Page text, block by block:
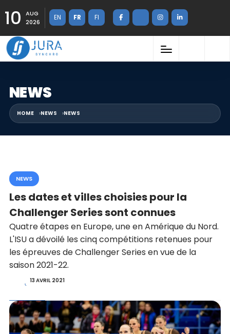
10
AUG
2026
EN FR FI
NEWS
HOME NEWS NEWS
NEWS
Les dates et villes choisies pour la
Challenger Series sont connues
Quatre étapes en Europe, une en Amérique du Nord.
L'ISU a dévoilé les cinq compétitions retenues pour
les épreuves de Challenger Series en vue de la
saison 2021-22.
13 AVRIL 2021